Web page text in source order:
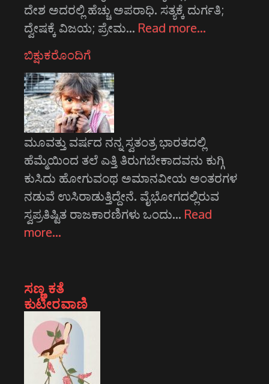
ದೇಶ ಅದರಲ್ಲಿ ಹೆಚ್ಚು ಅಪರಾಧಿ. ಸತ್ಯಕ್ಕೆ ದುರ್ಗತಿ;
ದ್ವೇಷಕ್ಕೆ ವಿಜಯ; ಪ್ರೇಮ… Read more…
ಬಿಕ್ಷುಕರೊಂದಿಗೆ
ಮೂವತ್ತು ವರ್ಷದ ನನ್ನ ಸ್ವತಂತ್ರ ಭಾರತದಲ್ಲಿ
ಹೆಮ್ಮೆಯಿಂದ ತಲೆ ಎತ್ತಿ ತಿರುಗಬೇಕಾದವನು ಕುಗ್ಗಿ
ಕುಸಿದು ಹೋಗುವಂಥ ಅಮಾನವೀಯ ಅಂತರಗಳ
ನಡುವೆ ಉಸಿರಾಡುತ್ತಿದ್ದೇನೆ. ವೈಭೋಗದಲ್ಲಿರುವ
ಸ್ವಪ್ರತಿಷ್ಟಿತ ರಾಜಕಾರಣಿಗಳು ಒಂದು… Read
more…
ಸಣ್ಣ ಕತೆ
ಕುಟೀರವಾಣಿ